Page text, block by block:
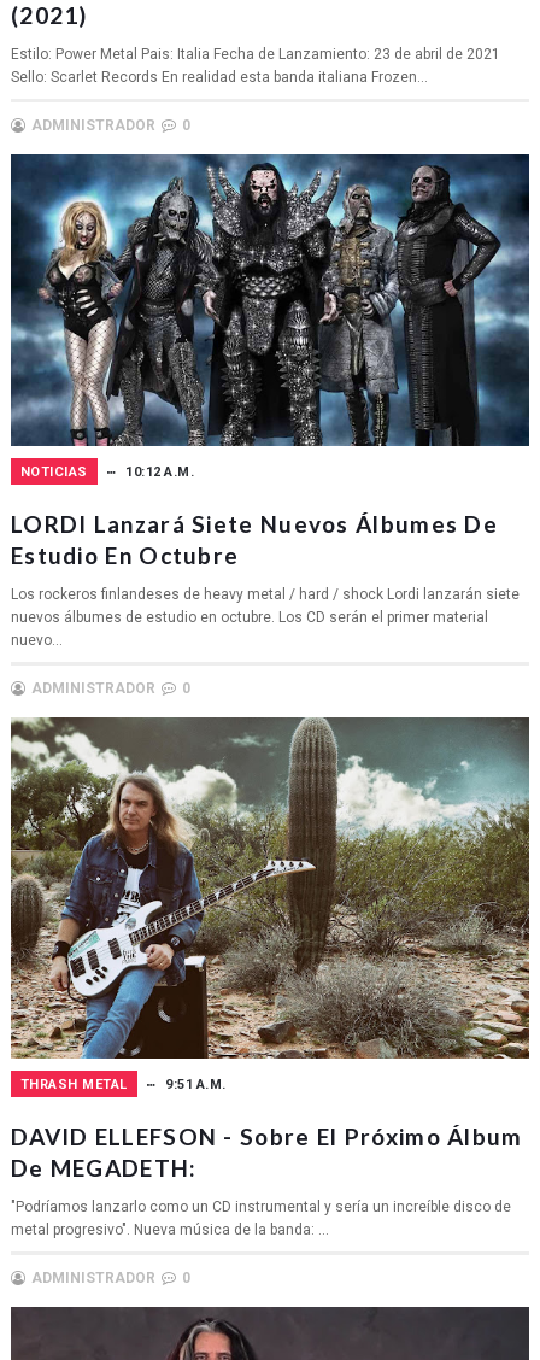
(2021)
Estilo: Power Metal Pais: Italia Fecha de Lanzamiento: 23 de abril de 2021
Sello: Scarlet Records En realidad esta banda italiana Frozen...
ADMINISTRADOR 0
NOTICIAS 10:12 A.M.
LORDI Lanzará Siete Nuevos Álbumes De
Estudio En Octubre
Los rockeros finlandeses de heavy metal / hard / shock Lordi lanzarán siete
nuevos álbumes de estudio en octubre. Los CD serán el primer material
nuevo...
ADMINISTRADOR 0
THRASH METAL 9:51 A.M.
DAVID ELLEFSON - Sobre El Próximo Álbum
De MEGADETH:
"Podríamos lanzarlo como un CD instrumental y sería un increíble disco de
metal progresivo". Nueva música de la banda: ...
ADMINISTRADOR 0